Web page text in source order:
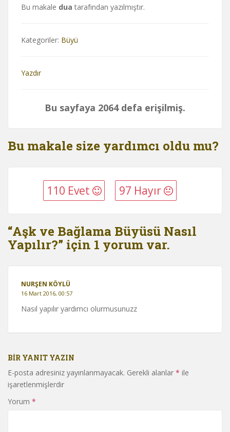
Bu makale dua tarafından yazılmıştır.
Kategoriler: Büyü
Yazdır
Bu sayfaya 2064 defa erişilmiş.
Bu makale size yardımcı oldu mu?
110 Evet 97 Hayır
“Aşk ve Bağlama Büyüsü Nasıl
Yapılır?” için 1 yorum var.
NURŞEN KÖYLÜ
16 Mart 2016, 00:57
Nasıl yapılır yardımcı olurmusunuzz
BIR YANIT YAZIN
E-posta adresiniz yayınlanmayacak. Gerekli alanlar * ile
işaretlenmişlerdir
Yorum *